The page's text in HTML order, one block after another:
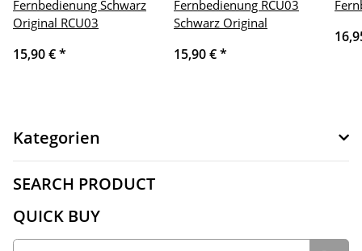
Fernbedienung Schwarz
Original RCU03
15,90 €*
Fernbedienung RCU03
Schwarz Original
15,90 €*
Kategorien
SEARCH PRODUCT
QUICK BUY